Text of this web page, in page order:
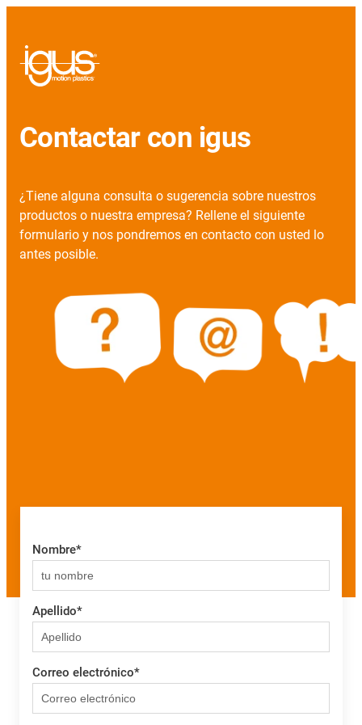
Contactar con igus
¿Tiene alguna consulta o sugerencia sobre nuestros
productos o nuestra empresa? Rellene el siguiente
formulario y nos pondremos en contacto con usted lo
antes posible.
Nombre*
Apellido*
Correo electrónico*